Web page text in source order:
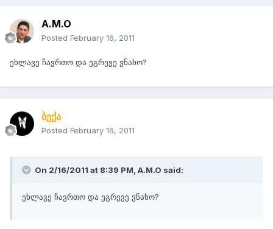
A.M.O
Posted February 16, 2011
ეხლავე ჩავრთო და ეგრევე ვნახო?
ბექა
Posted February 16, 2011
On 2/16/2011 at 8:39 PM, A.M.O said:
ეხლავე ჩავრთო და ეგრევე ვნახო?